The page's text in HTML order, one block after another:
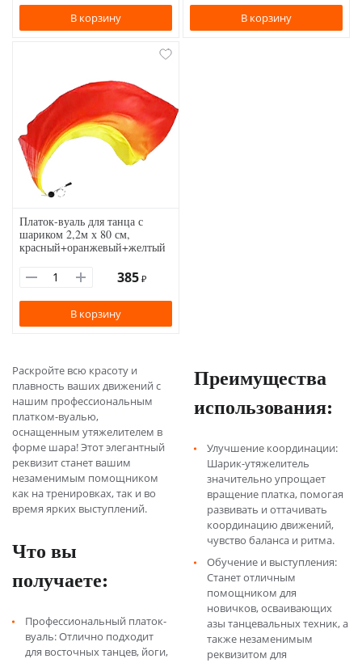
В корзину В корзину
Платок-вуаль для танца с
шариком 2,2м х 80 см,
красный+оранжевый+желтый
385 ₽
В корзину
Раскройте всю красоту и
плавность ваших движений с
нашим профессиональным
платком-вуалью,
оснащенным утяжелителем в
форме шара! Этот элегантный
реквизит станет вашим
незаменимым помощником
как на тренировках, так и во
время ярких выступлений.
Что вы
получаете:
Профессиональный платок-
вуаль: Отлично подходит
для восточных танцев, йоги,
Преимущества
использования:
Улучшение координации:
Шарик-утяжелитель
значительно упрощает
вращение платка, помогая
развивать и оттачивать
координацию движений,
чувство баланса и ритма.
Обучение и выступления:
Станет отличным
помощником для
новичков, осваивающих
азы танцевальных техник, а
также незаменимым
реквизитом для